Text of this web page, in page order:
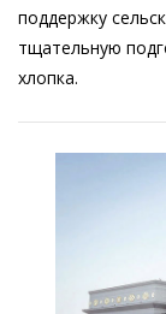
поддержку
тщательную
хлопка.